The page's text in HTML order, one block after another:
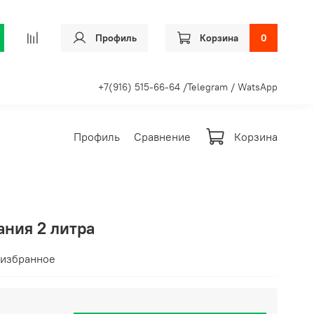
Профиль Корзина 0
+7(916) 515-66-64 /Telegram / WatsApp
Профиль Сравнение Корзина
2 литра